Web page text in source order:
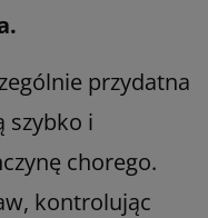
przydatna
szybko i
chorego.
kontrolując